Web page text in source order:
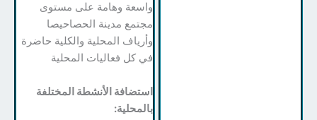
واسعة وهامة على مستوى
مجتمع مدينة الحصاحيصا
وأرياف المحلية والكلية حاضرة
في كل فعاليات المحلية
استضافة الأنشطة المختلفة
بالمحلية: